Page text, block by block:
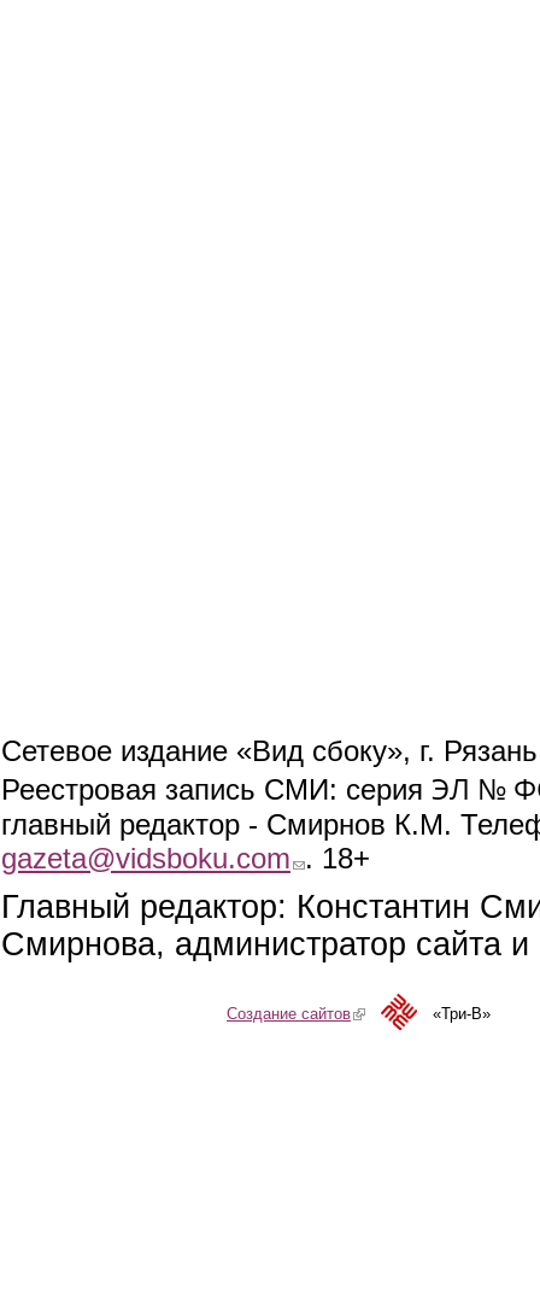
Сетевое издание «Вид сбоку», г.
Реестровая запись СМИ: серия ЭЛ №
главный редактор - Смирнов К.М.
gazeta@vidsboku.com (link sends e-mail)
. 18+
Главный редактор: Константин
Смирнова, администратор сайта
Создание сайтов(link is external)«Три-В»